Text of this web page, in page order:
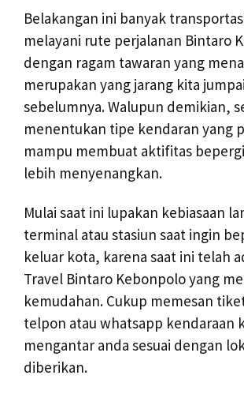
Belakangan ini banyak
melayani rute perjalanan Bintaro
dengan ragam tawaran yang
merupakan yang jarang kita jumpai
sebelumnya. Walupun demikian,
menentukan tipe kendaran yang
mampu membuat aktifitas
lebih menyenangkan.
Mulai saat ini lupakan kebiasaan
terminal atau stasiun saat ingin
keluar kota, karena saat ini telah
Travel Bintaro Kebonpolo yang
kemudahan. Cukup memesan
telpon atau whatsapp kendaraan
mengantar anda sesuai dengan
diberikan.